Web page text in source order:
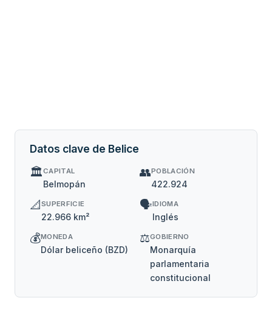
Datos clave de Belice
🏛️CAPITAL
Belmopán
👥POBLACIÓN
422.924
📐SUPERFICIE
22.966 km²
🗣️IDIOMA
Inglés
💰MONEDA
Dólar beliceño (BZD)
⚖️GOBIERNO
Monarquía
parlamentaria
constitucional